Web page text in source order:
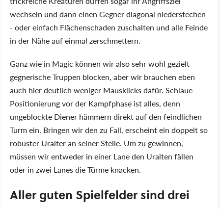
wechseln und dann einen Gegner diagonal niederstechen
- oder einfach Flächenschaden zuschalten und alle Feinde
in der Nähe auf einmal zerschmettern.
Ganz wie in Magic können wir also sehr wohl gezielt
gegnerische Truppen blocken, aber wir brauchen eben
auch hier deutlich weniger Mausklicks dafür. Schlaue
Positionierung vor der Kampfphase ist alles, denn
ungeblockte Diener hämmern direkt auf den feindlichen
Turm ein. Bringen wir den zu Fall, erscheint ein doppelt so
robuster Uralter an seiner Stelle. Um zu gewinnen,
müssen wir entweder in einer Lane den Uralten fällen
oder in zwei Lanes die Türme knacken.
Aller guten Spielfelder sind drei